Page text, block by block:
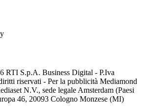
RTI S.p.A. Business Digital - P.Iva
riservati - Per la pubblicità Mediamond
N.V., sede legale Amsterdam (Paesi
46, 20093 Cologno Monzese (MI)